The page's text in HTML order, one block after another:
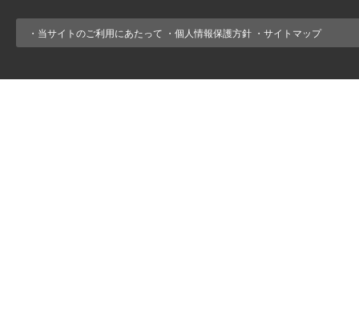
・ 当サイトのご利用にあたって ・ 個人情報保護方針 ・ サイトマップ